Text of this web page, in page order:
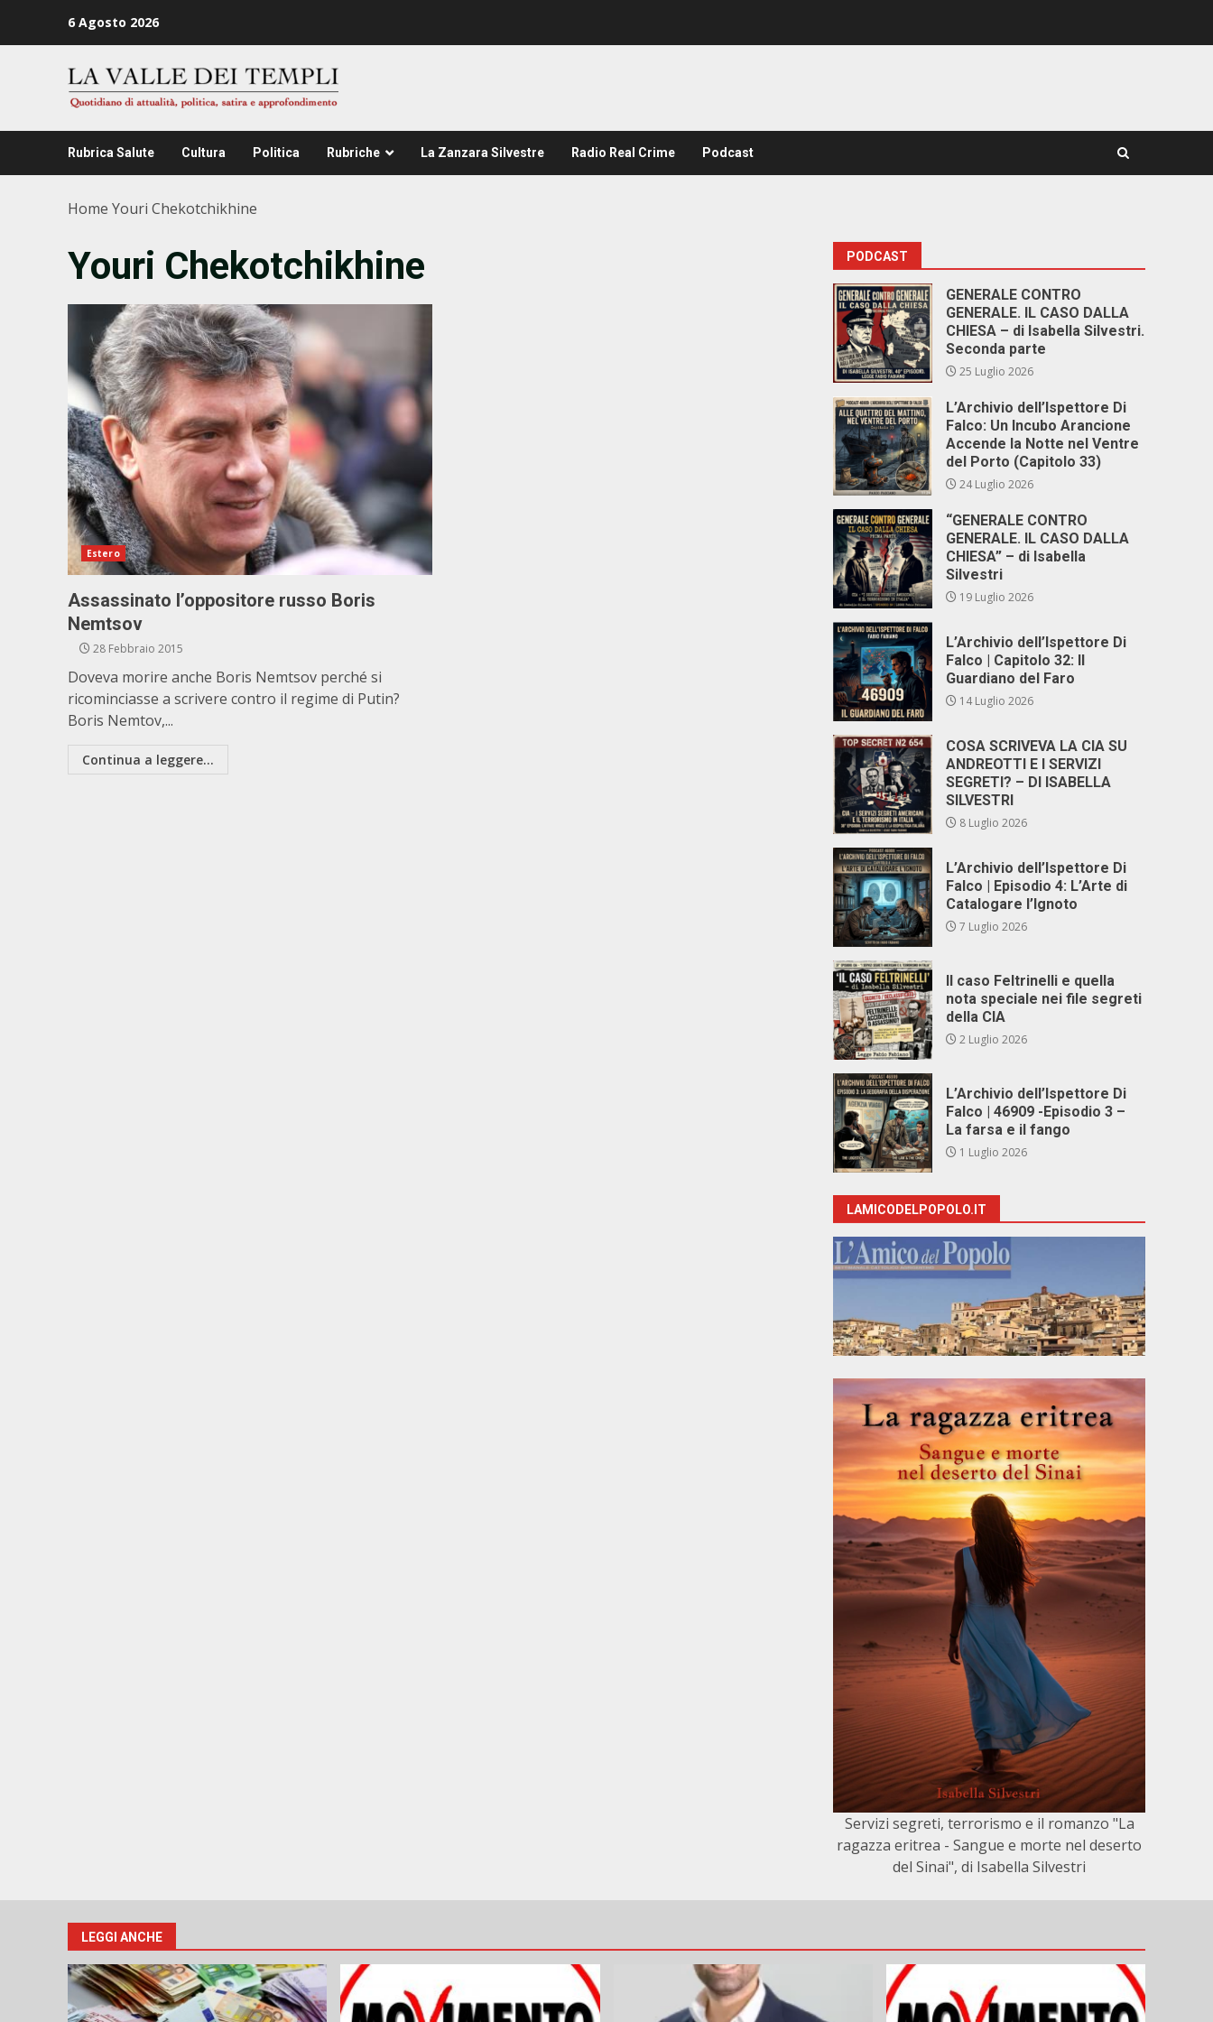
6 Agosto 2026
Rubrica Salute Cultura Politica Rubriche La Zanzara Silvestre Radio Real Crime Podcast
Home Youri Chekotchikhine
Youri Chekotchikhine
Estero
Assassinato l’oppositore russo Boris
Nemtsov
28 Febbraio 2015
Doveva morire anche Boris Nemtsov perché si
ricominciasse a scrivere contro il regime di Putin?
Boris Nemtov,...
Continua a leggere...
PODCAST
GENERALE CONTRO
GENERALE. IL CASO DALLA
CHIESA – di Isabella Silvestri.
Seconda parte
25 Luglio 2026
L’Archivio dell’Ispettore Di
Falco: Un Incubo Arancione
Accende la Notte nel Ventre
del Porto (Capitolo 33)
24 Luglio 2026
“GENERALE CONTRO
GENERALE. IL CASO DALLA
CHIESA” – di Isabella
Silvestri
19 Luglio 2026
L’Archivio dell’Ispettore Di
Falco | Capitolo 32: Il
Guardiano del Faro
14 Luglio 2026
COSA SCRIVEVA LA CIA SU
ANDREOTTI E I SERVIZI
SEGRETI? – DI ISABELLA
SILVESTRI
8 Luglio 2026
L’Archivio dell’Ispettore Di
Falco | Episodio 4: L’Arte di
Catalogare l’Ignoto
7 Luglio 2026
Il caso Feltrinelli e quella
nota speciale nei file segreti
della CIA
2 Luglio 2026
L’Archivio dell’Ispettore Di
Falco | 46909 -Episodio 3 –
La farsa e il fango
1 Luglio 2026
LAMICODELPOPOLO.IT
Servizi segreti, terrorismo e il romanzo "La
ragazza eritrea - Sangue e morte nel deserto
del Sinai", di Isabella Silvestri
LEGGI ANCHE